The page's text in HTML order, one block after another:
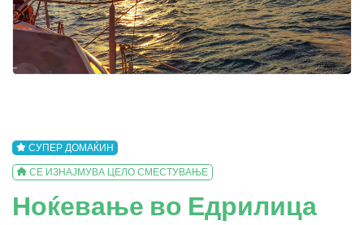
СУПЕР ДОМАЌИН
СЕ ИЗНАЈМУВА ЦЕЛО СМЕСТУВАЊЕ
Ноќевање во Едрилица